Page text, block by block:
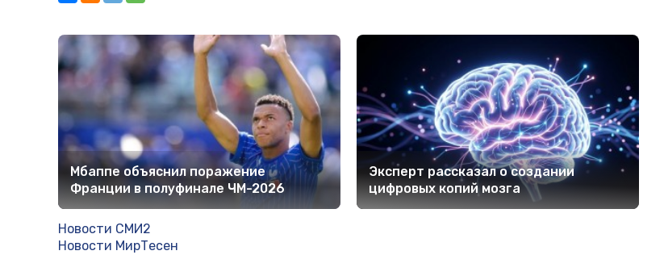
Мбаппе объяснил поражение
Франции в полуфинале ЧМ-2026
Эксперт рассказал о создании
цифровых копий мозга
Новости СМИ2
Новости МирТесен